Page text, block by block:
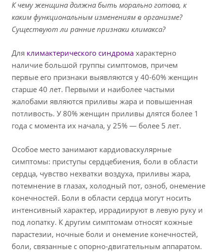
К чему женщина должна быть морально готова, к
каким функциональным изменениям в организме?
Существуют ли ранние признаки климакса?
Для климактерического синдрома характерно
наличие большой группы симптомов, причем
первые его признаки выявляются у 40-60% женщин
старше 40 лет. Первыми и наиболее частыми
жалобами являются приливы жара и повышенная
потливость. У 80% женщин приливы длятся более 1
года с момента их начала, у 25% — более 5 лет.
Особое место занимают кардиоваскулярные
симптомы: приступы сердцебиения, боли в области
сердца, чувство нехватки воздуха, приливы жара,
потемнение в глазах, холодный пот, озноб, онемение
конечностей. Боли в области сердца могут носить
интенсивный характер, иррадиируют в левую руку и
под лопатку. К другим симптомам относят кожные
парастезии, ночные боли и онемение конечностей,
боли, связанные с опорно-двигательным аппаратом.